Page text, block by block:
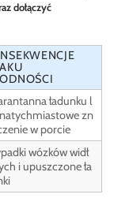
dołączyć
ładunku l
zn
w porcie
wózków widł
i upuszczone ła